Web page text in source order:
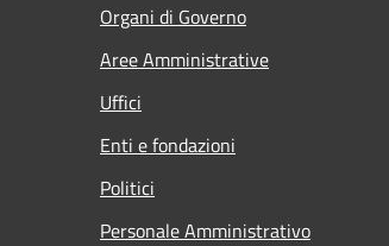
Organi di Governo
Aree Amministrative
Uffici
Enti e fondazioni
Politici
Personale Amministrativo